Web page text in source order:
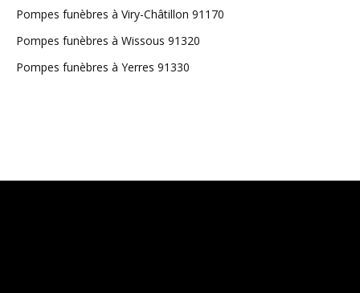
Pompes funèbres à Viry-Châtillon 91170
Pompes funèbres à Wissous 91320
Pompes funèbres à Yerres 91330